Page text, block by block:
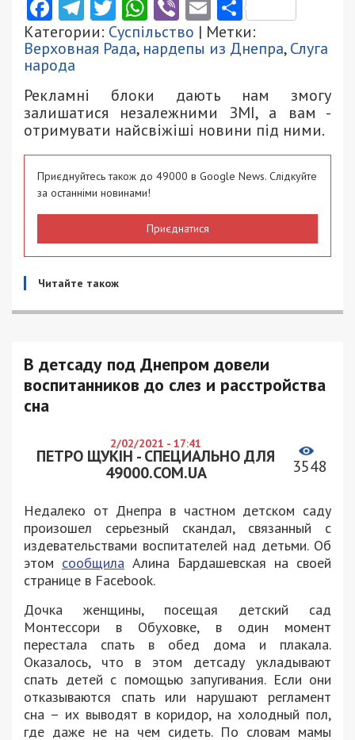
Facebook
Telegram
TwitterWhatsApp
ViberEmail
Категории: Суспільство | Метки:
Верховная Рада, нардепы из Днепра,Слуга
народа
Рекламні блоки дають нам змогу
залишатися незалежними ЗМІ, а вам -
отримувати найсвіжіші новини під ними.
Приєднуйтесь також до 49000 в Google News. Слідкуйте
за останніми новинами!
Приєднатися
Читайте також
В детсаду под Днепром довели
воспитанников до слез и расстройства
сна
2/02/2021 - 17:41
ПЕТРО ЩУКІН - СПЕЦИАЛЬНО ДЛЯ
49000.COM.UA
3548
Недалеко от Днепра в частном детском саду
произошел серьезный скандал, связанный с
издевательствами воспитателей над детьми. Об
этом сообщила Алина Бардашевская на своей
странице в Facebook.
Дочка женщины, посещая детский сад
Монтессори в Обуховке, в один момент
перестала спать в обед дома и плакала.
Оказалось, что в этом детсаду укладывают
спать детей с помощью запугивания. Если они
отказываются спать или нарушают регламент
сна – их выводят в коридор, на холодный пол,
где даже не на чем сидеть. По словам мамы